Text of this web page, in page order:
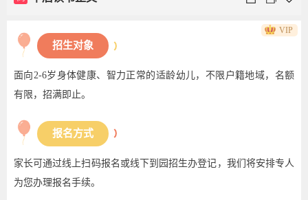
招生对象
面向2-6岁身体健康、智力正常的适龄幼儿，不限户籍地域，名额
有限，招满即止。
报名方式
家长可通过线上扫码报名或线下到园招生办登记，我们将安排专人
为您办理报名手续。
VIP